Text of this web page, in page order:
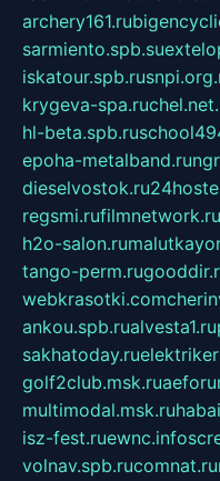
archery161.ru
sarmiento.spb.su
iskatour.spb.ru
krygeva-spa.ru
hl-beta.spb.ru
epoha-metalband.ru
dieselvostok.ru
regsmi.rufilmnetwork.ru
h2o-salon.ru
tango-perm.ru
webkrasotki.com
ankou.spb.rualvesta1.ru
sakhatoday.ru
golf2club.msk.ru
multimodal.msk.ru
isz-fest.ruewnc.info
volnav.spb.rucomnat.ru